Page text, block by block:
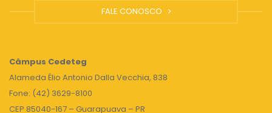
FALE CONOSCO
Câmpus Cedeteg
Alameda Élio Antonio Dalla Vecchia, 838
Fone: (42) 3629-8100
CEP 85040-167 – Guarapuava – PR